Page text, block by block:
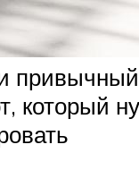
который